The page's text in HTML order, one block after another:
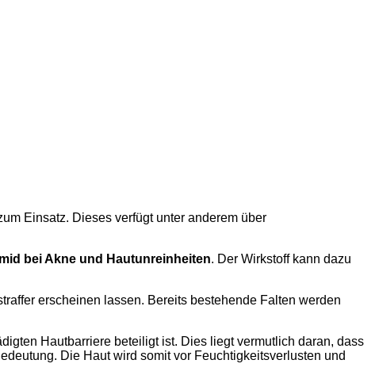
Einsatz. Dieses verfügt unter anderem über
bei Akne und Hautunreinheiten. Der Wirkstoff kann dazu
erscheinen lassen. Bereits bestehende Falten werden
Hautbarriere beteiligt ist. Dies liegt vermutlich daran, dass
Die Haut wird somit vor Feuchtigkeitsverlusten und